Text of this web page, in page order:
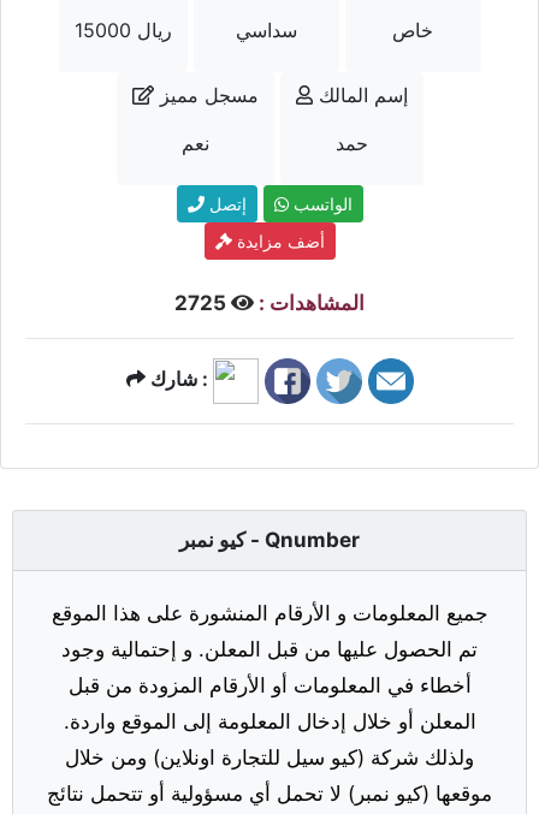
15000 ريال
سداسي
خاص
مسجل مميز
نعم
إسم المالك
حمد
إتصل
الواتسب
أضف مزايدة
المشاهدات :
شارك :
كيو نمبر - Qnumber
جميع المعلومات و الأرقام المنشورة على هذا الموقع
تم الحصول عليها من قبل المعلن. و إحتمالية وجود
أخطاء في المعلومات أو الأرقام المزودة من قبل
المعلن أو خلال إدخال المعلومة إلى الموقع واردة.
ولذلك شركة (كيو سيل للتجارة اونلاين) ومن خلال
موقعها (كيو نمبر) لا تحمل أي مسؤولية أو تتحمل نتائج